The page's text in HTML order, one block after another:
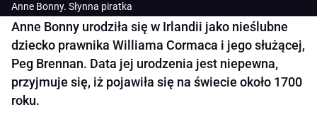
Anne Bonny. Słynna piratka
Anne Bonny urodziła się w Irlandii jako nieślubne
dziecko prawnika Williama Cormaca i jego służącej,
Peg Brennan. Data jej urodzenia jest niepewna,
przyjmuje się, iż pojawiła się na świecie około 1700
roku.